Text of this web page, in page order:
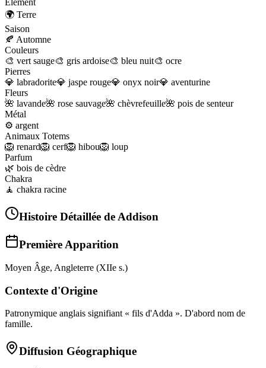
🌍 Terre
Saison
🍂 Automne
Couleurs
🎨 vert sauge🎨 gris ardoise🎨 bleu nuit🎨 ocre
Pierres
💎 labradorite💎 jaspe rouge💎 onyx noir💎 aventurine
Fleurs
🌺 lavande🌺 rose sauvage🌺 chèvrefeuille🌺 pois de senteur
Métal
⚙️ argent
Animaux Totems
🦁 renard🦁 cerf🦁 hibou🦁 loup
Parfum
🌿 bois de cèdre
Chakra
🧘 chakra racine
Histoire Détaillée de Addison
Première Apparition
Moyen Âge, Angleterre (XIIe s.)
Contexte d'Origine
Patronymique anglais signifiant « fils d'Adda ». D'abord nom de
famille.
Diffusion Géographique